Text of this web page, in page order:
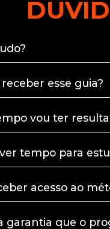
esse guia?
vou ter
tempo para
acesso ao
garantia que o